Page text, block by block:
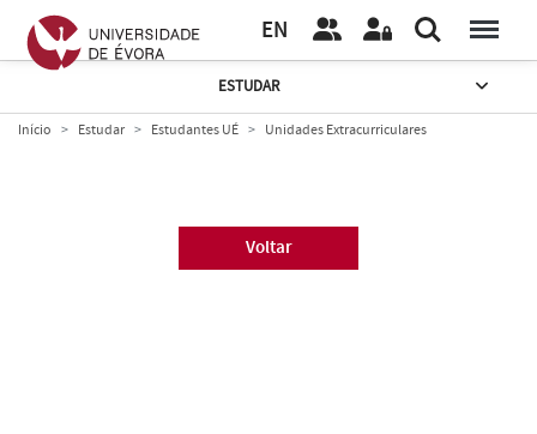
EN
ESTUDAR
Início Estudar Estudantes UÉ Unidades Extracurriculares
Voltar